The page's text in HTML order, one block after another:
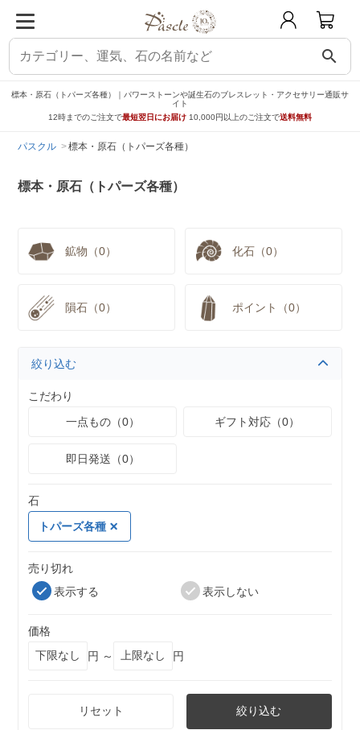
search
標本・原石（トパーズ各種）｜パワーストーンや誕生石のブレスレット・アクセサリー通販サ
イト
12時までのご注文で最短翌日にお届け 10,000円以上のご注文で送料無料
パスクル 標本・原石（トパーズ各種）
標本・原石（トパーズ各種）
鉱物（0） 化石（0）
隕石（0） ポイント（0）
絞り込む
こだわり
一点もの（0）
ギフト対応（0）
即日発送（0）
石
トパーズ各種
売り切れ
表示する
表示しない
価格
円 ～
円
リセット 絞り込む